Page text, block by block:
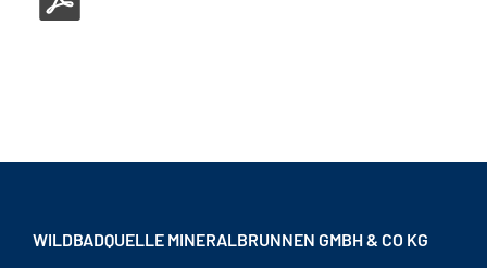
WILDBADQUELLE MINERALBRUNNEN GMBH & CO KG